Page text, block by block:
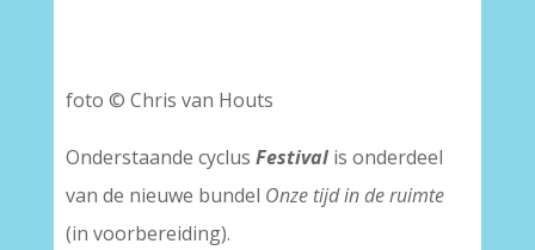
foto © Chris van Houts
Onderstaande cyclus Festival is onderdeel
van de nieuwe bundel Onze tijd in de ruimte
(in voorbereiding).